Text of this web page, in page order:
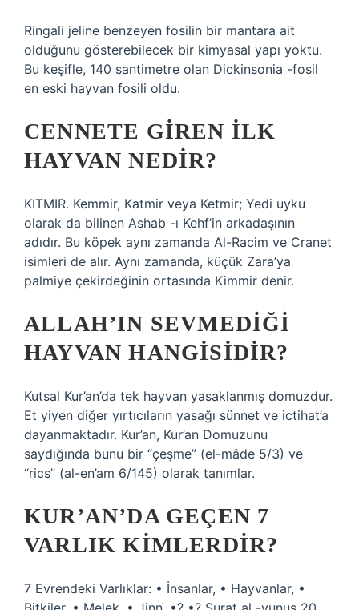
Ringali jeline benzeyen fosilin bir mantara ait
olduğunu gösterebilecek bir kimyasal yapı yoktu.
Bu keşifle, 140 santimetre olan Dickinsonia -fosil
en eski hayvan fosili oldu.
CENNETE GIREN ILK
HAYVAN NEDIR?
KITMIR. Kemmir, Katmir veya Ketmir; Yedi uyku
olarak da bilinen Ashab -ı Kehf’in arkadaşının
adıdır. Bu köpek aynı zamanda Al-Racim ve Cranet
isimleri de alır. Aynı zamanda, küçük Zara’ya
palmiye çekirdeğinin ortasında Kimmir denir.
ALLAH’IN SEVMEDIĞI
HAYVAN HANGISIDIR?
Kutsal Kur’an’da tek hayvan yasaklanmış domuzdur.
Et yiyen diğer yırtıcıların yasağı sünnet ve ictihat’a
dayanmaktadır. Kur’an, Kur’an Domuzunu
saydığında bunu bir “çeşme” (el-mâde 5/3) ve
“rics” (al-en’am 6/145) olarak tanımlar.
KUR’AN’DA GEÇEN 7
VARLIK KIMLERDIR?
7 Evrendeki Varlıklar: • İnsanlar, • Hayvanlar, •